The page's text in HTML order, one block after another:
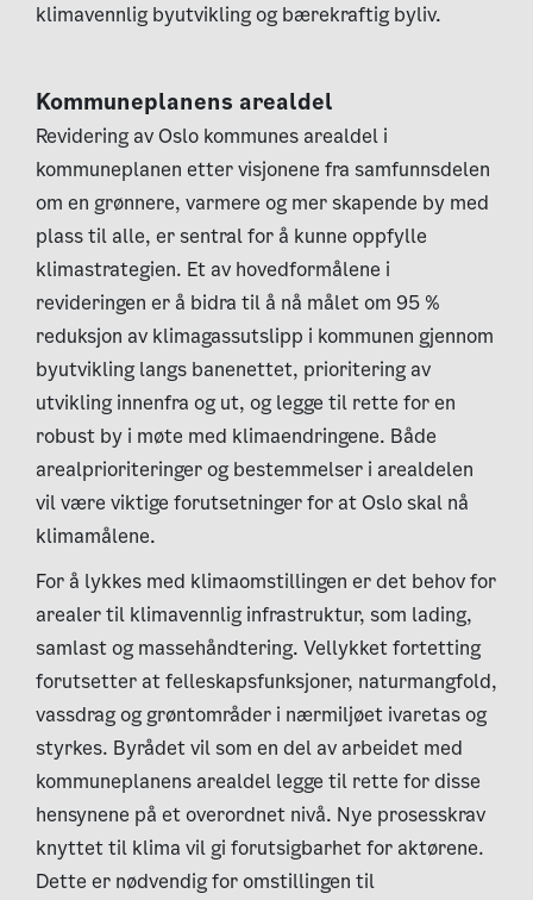
klimavennlig byutvikling og bærekraftig byliv.
Kommuneplanens arealdel
Revidering av Oslo kommunes arealdel i
kommuneplanen etter visjonene fra samfunnsdelen
om en grønnere, varmere og mer skapende by med
plass til alle, er sentral for å kunne oppfylle
klimastrategien. Et av hovedformålene i
revideringen er å bidra til å nå målet om 95 %
reduksjon av klimagassutslipp i kommunen gjennom
byutvikling langs banenettet, prioritering av
utvikling innenfra og ut, og legge til rette for en
robust by i møte med klimaendringene. Både
arealprioriteringer og bestemmelser i arealdelen
vil være viktige forutsetninger for at Oslo skal nå
klimamålene.
For å lykkes med klimaomstillingen er det behov for
arealer til klimavennlig infrastruktur, som lading,
samlast og massehåndtering. Vellykket fortetting
forutsetter at felleskapsfunksjoner, naturmangfold,
vassdrag og grøntområder i nærmiljøet ivaretas og
styrkes. Byrådet vil som en del av arbeidet med
kommuneplanens arealdel legge til rette for disse
hensynene på et overordnet nivå. Nye prosesskrav
knyttet til klima vil gi forutsigbarhet for aktørene.
Dette er nødvendig for omstillingen til